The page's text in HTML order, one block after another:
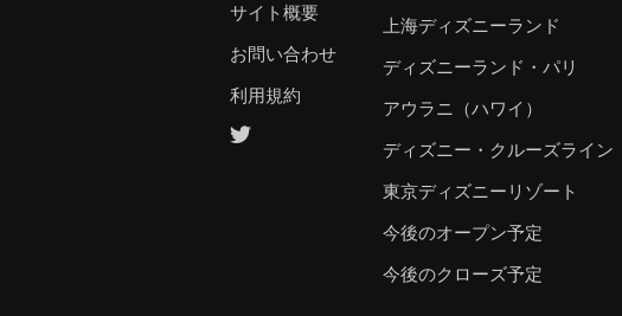
サイト概要
お問い合わせ
利用規約
上海ディズニーランド
ディズニーランド・パリ
アウラニ（ハワイ）
ディズニー・クルーズライン
東京ディズニーリゾート
今後のオープン予定
今後のクローズ予定